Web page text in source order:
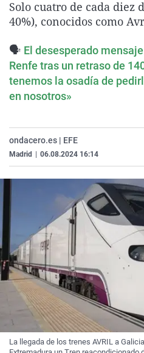
Solo cuatro de cada diez
40%), conocidos como
🗣️ El desesperado
Renfe tras un retraso de
tenemos la osadía de
en nosotros»
ondacero.es | EFE
Madrid 06.08.2024 16:14
La llegada de los trenes AVRIL a